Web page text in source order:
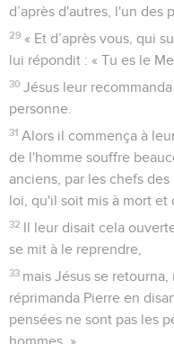
d’après d'autres, l'un des
29 « Et d’après vous, qui
lui répondit : « Tu es le
30 Jésus leur
personne.
31 Alors il commença à
de l'homme souffre
anciens, par les chefs
loi, qu'il soit mis à mort et
32 Il leur disait cela
se mit à le reprendre,
33 mais Jésus se
réprimanda Pierre en
pensées ne sont pas les
hommes. »